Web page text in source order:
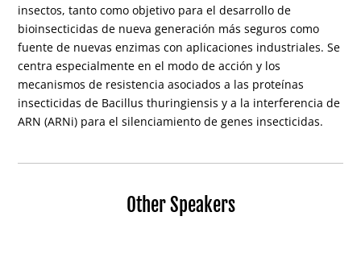
insectos, tanto como objetivo para el desarrollo de
bioinsecticidas de nueva generación más seguros como
fuente de nuevas enzimas con aplicaciones industriales. Se
centra especialmente en el modo de acción y los
mecanismos de resistencia asociados a las proteínas
insecticidas de Bacillus thuringiensis y a la interferencia de
ARN (ARNi) para el silenciamiento de genes insecticidas.
Other Speakers